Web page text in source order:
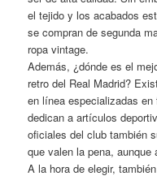
el tejido y los acabados
se compran de segunda
ropa vintage.
Además, ¿dónde es el
retro del Real Madrid?
en línea especializadas
dedican a artículos
oficiales del club también
que valen la pena,
A la hora de elegir,